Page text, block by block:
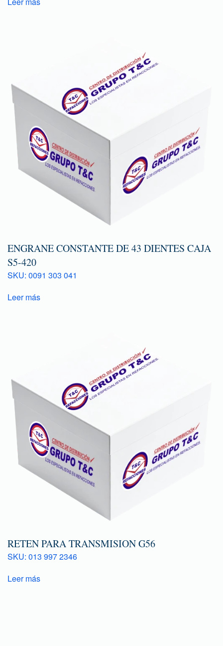
ENGRANE CONSTANTE DE 43 DIENTES CAJA
S5-420
SKU: 0091 303 041
Leer más
RETEN PARA TRANSMISION G56
SKU: 013 997 2346
Leer más